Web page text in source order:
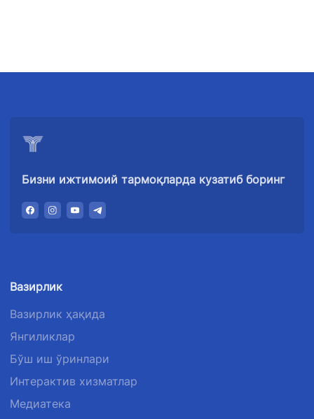
Бизни ижтимоий тармоқларда кузатиб боринг
Вазирлик
Вазирлик ҳақида
Янгиликлар
Бўш иш ўринлари
Интерактив хизматлар
Медиатека